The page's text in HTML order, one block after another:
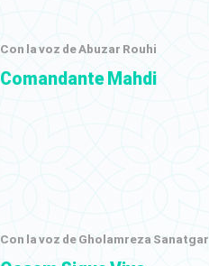
Con la voz de Abuzar Rouhi
Comandante Mahdi
Con la voz de Gholamreza Sanatgar